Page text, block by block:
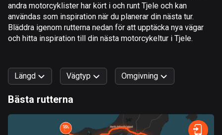
175 rutter
Amerikanska Jungfruöarna
1 rutt
62 rutter
Angola
1 rutt
Antigua och Barbuda
andra motorcyklister har kört i och runt Tjele och kan
användas som inspiration när du planerar din nästa tur.
Bläddra igenom rutterna nedan för att upptäcka nya vägar
och hitta inspiration till din nästa motorcykeltur i Tjele.
Längd Vägtyp
Terräng Kurvig
Omgivning
Berg Vatten Fält Stad
Bästa rutterna